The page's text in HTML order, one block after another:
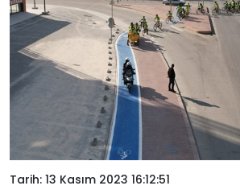
Tarih: 13 Kasım 2023 16:12:51